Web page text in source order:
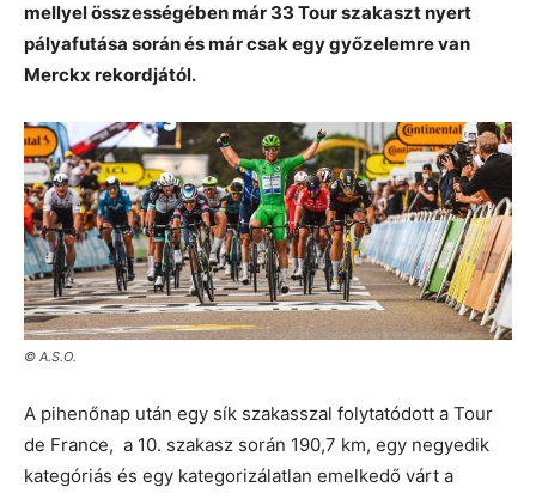
mellyel összességében már 33 Tour szakaszt nyert
pályafutása során és már csak egy győzelemre van
Merckx rekordjától.
© A.S.O.
A pihenőnap után egy sík szakasszal folytatódott a Tour
de France, a 10. szakasz során 190,7 km, egy negyedik
kategóriás és egy kategorizálatlan emelkedő várt a